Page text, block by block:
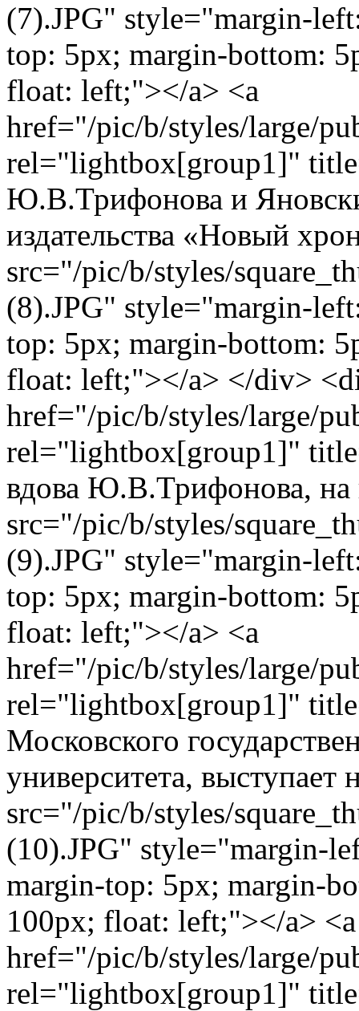
(7).JPG" style="margin-
top: 5px; margin-bottom:
float: left;"></a> <a
href="/pic/b/styles/large/
rel="lightbox[group1]"
Ю.В.Трифонова и
издательства «Новый
src="/pic/b/styles/
(8).JPG" style="margin-
top: 5px; margin-bottom:
float: left;"></a> </div>
href="/pic/b/styles/large/
rel="lightbox[group1]"
вдова Ю.В.Трифонова,
src="/pic/b/styles/
(9).JPG" style="margin-
top: 5px; margin-bottom:
float: left;"></a> <a
href="/pic/b/styles/large/
rel="lightbox[group1]"
Московского
университета,
src="/pic/b/styles/
(10).JPG" style="margin-
margin-top: 5px; margin-
100px; float: left;"></a> <a
href="/pic/b/styles/large/
rel="lightbox[group1]"